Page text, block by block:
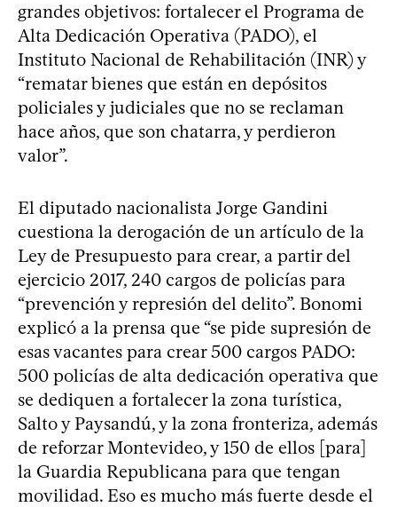
grandes objetivos: fortalecer el Programa de
Alta Dedicación Operativa (PADO), el
Instituto Nacional de Rehabilitación (INR) y
“rematar bienes que están en depósitos
policiales y judiciales que no se reclaman
hace años, que son chatarra, y perdieron
valor”.
El diputado nacionalista Jorge Gandini
cuestiona la derogación de un artículo de la
Ley de Presupuesto para crear, a partir del
ejercicio 2017, 240 cargos de policías para
“prevención y represión del delito”. Bonomi
explicó a la prensa que “se pide supresión de
esas vacantes para crear 500 cargos PADO:
500 policías de alta dedicación operativa que
se dediquen a fortalecer la zona turística,
Salto y Paysandú, y la zona fronteriza, además
de reforzar Montevideo, y 150 de ellos [para]
la Guardia Republicana para que tengan
movilidad. Eso es mucho más fuerte desde el